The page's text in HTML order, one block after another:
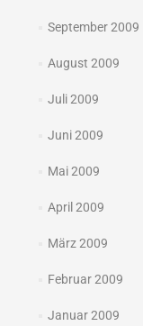
September 2009
August 2009
Juli 2009
Juni 2009
Mai 2009
April 2009
März 2009
Februar 2009
Januar 2009